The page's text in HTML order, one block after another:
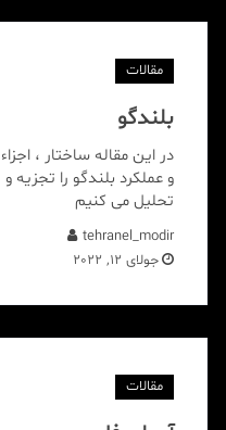
مقالات
بلندگو
در این مقاله ساختار ، اجزاء
و عملکرد بلندگو را تجزیه و
تحلیل می کنیم
tehranel_modir
جولای 12, 2022
مقالات